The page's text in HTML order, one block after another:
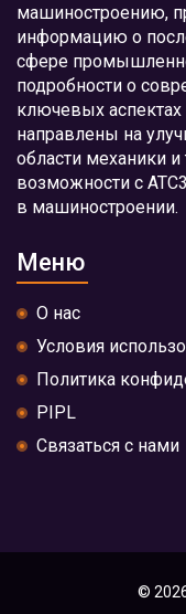
машиностроению,
информацию о
сфере
подробности о
ключевых
направлены на
области механики
возможности с
в машиностроении.
Меню
О нас
Условия
Политика
PIPL
Связаться с нами
©